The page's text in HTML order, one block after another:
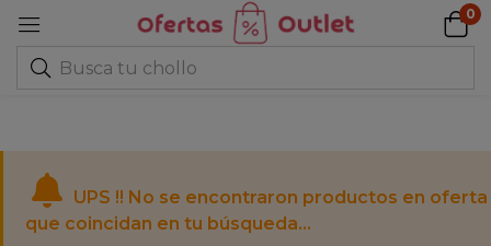
0
UPS !! No se encontraron productos en oferta
que coincidan en tu búsqueda...